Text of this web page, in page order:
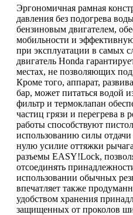
Эргономичная рамная
давления без подогрева
бензиновым двигателем,
мобильности и
при эксплуатации в самых
двигатель Honda
местах, не позволяющих
Кроме того, аппарат,
бар, может питаться водой
фильтр и термоклапан
частиц грязи и перегрева в
работы способствуют
использованию силы
нулю усилие оттяжки
разъемы EASY!Lock,
отсоединять
использовании обычных
впечатляет также
удобством хранения
защищенных от проколов